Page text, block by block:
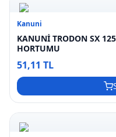
Kanuni
KANUNİ TRODON SX
HORTUMU
51,11 TL